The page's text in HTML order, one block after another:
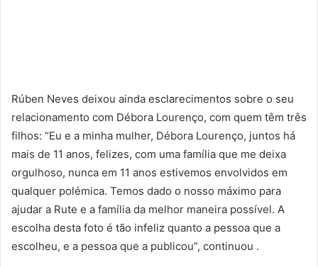
Rúben Neves deixou ainda esclarecimentos sobre o seu
relacionamento com Débora Lourenço, com quem têm três
filhos: “Eu e a minha mulher, Débora Lourenço, juntos há
mais de 11 anos, felizes, com uma família que me deixa
orgulhoso, nunca em 11 anos estivemos envolvidos em
qualquer polémica. Temos dado o nosso máximo para
ajudar a Rute e a família da melhor maneira possível. A
escolha desta foto é tão infeliz quanto a pessoa que a
escolheu, e a pessoa que a publicou”, continuou .